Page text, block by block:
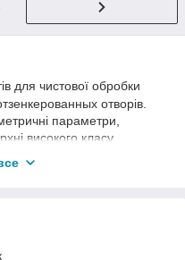
для чистової обробки
отворів.
параметри,
високого класу.
ніж спіральні
обробки, вимог до якості